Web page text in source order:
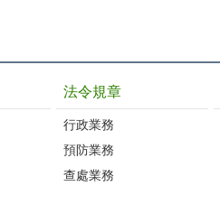
法令規章
行政業務
預防業務
查處業務